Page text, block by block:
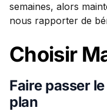
semaines, alors
nous rapporter de
Choisir
Faire passer
plan